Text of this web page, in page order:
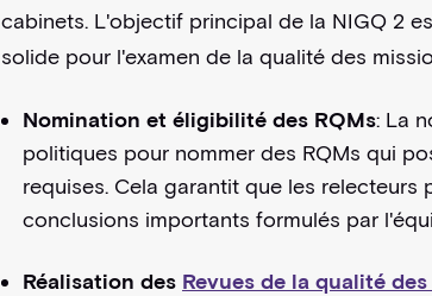
cabinets. L'objectif principal de la NIGQ 2
solide pour l'examen de la qualité des
Nomination et éligibilité des RQMs: La
politiques pour nommer des RQMs qui
requises. Cela garantit que les
conclusions importants formulés par
Réalisation des Revues de la qualité